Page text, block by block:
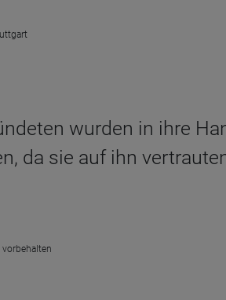
wurden in ihre
da sie auf ihn